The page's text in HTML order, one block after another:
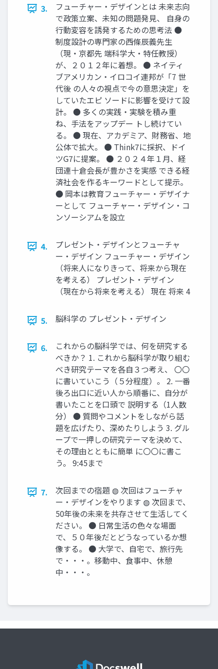
3.
フューチャー・デザインとは 未来志向
で政策立案、未知の問題発見、 自身の
行動変容を誘発するための思考法 ●
制度設計の専門家の西條辰義先生
（現・京都先 端科学大・特任教授）
が、２０１２年に着想。 ● ネイティ
ブアメリカン・イロコイ連邦が「7 世
代後 の人々の視点で今の意思決定」を
していたエピ ソードに影響を受けて設
計。 ● 多くの実践・実験を積み重
ね、手法をアップデー トし続けてい
る。 ● 現在、アカデミア、財務省、地
公体で拡大。 ● Think7に採択、ドイ
ツG7に提案。 ● ２０２４年１月、経
団連十倉会長が豊かさを実感 できる経
済社会を作るキーワードとして提示。
● 岡本は教育フューチャー・デザイナ
ーとして フューチャー・デザイン・コ
ンソーシアムを設立
4.
プレゼント・デザインとフューチャ
ー・デザイン フューチャー・デザイン
（将来人になりきって、将来から現在
を考える） プレゼント・デザイン
（現在から将来を考える） 現在 将来 4
5. 脳科学の プレゼント・デザイン
6.
これからの脳科学では、何を研究する
べきか？ 1. これから脳科学が取り組む
べき研究テーマを各自３つ考え、 〇〇
に書いていこう（５分程度）。 2. 一番
後ろ出口に近い人から順番に、自分が
書いたことを口頭で 説明する（1人数
分） ● 質問やコメントをしながら話
題を広げたり、深めたりしよう 3. グル
ープで一押しの研究テーマを決めて、
その理由とともに簡単 に〇〇に書こ
う。 9:45まで
7.
次回までの宿題 ◍ 次回はフューチャ
ー・デザインをやります ◍ 次回まで、
50年後の未来を共存させて生活してく
ださい。 ● 日常生活の色々な場面
で、５０年後だとどうなっているか想
像する。 ● 大学で、自宅で、旅行先
で・・・。移動中、食事中、休憩
中・・・。